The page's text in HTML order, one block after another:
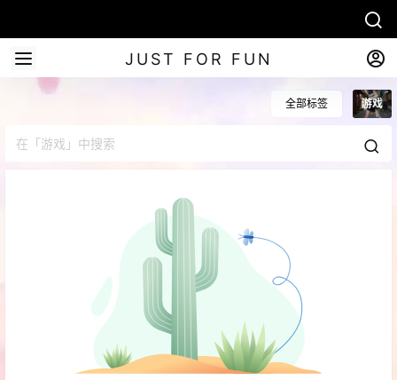
JUST FOR FUN
全部标签 游戏